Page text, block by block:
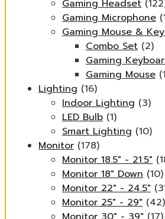
Gaming Headset
Gaming Microphone
Gaming Mouse &
Combo Set (2)
Gaming
Gaming Mouse
Lighting (16)
Indoor Lighting (3)
LED Bulb (1)
Smart Lighting (10)
Monitor (178)
Monitor 18.5" - 21.5"
Monitor 18" Down (10)
Monitor 22" - 24.5"
Monitor 25" - 29" (42)